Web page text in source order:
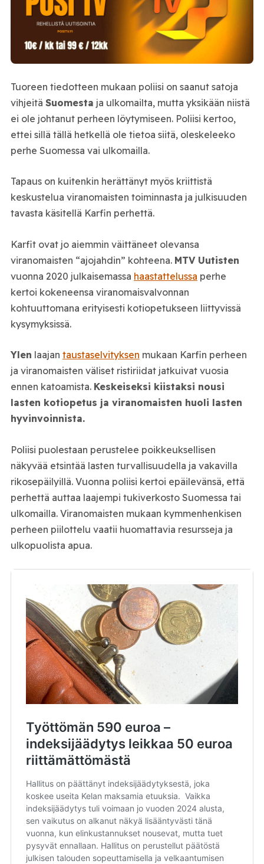
Tuoreen tiedotteen mukaan poliisi on saanut satoja
vihjeitä Suomesta ja ulkomailta, mutta yksikään niistä
ei ole johtanut perheen löytymiseen. Poliisi kertoo,
ettei sillä tällä hetkellä ole tietoa siitä, oleskeleeko
perhe Suomessa vai ulkomailla.
Tapaus on kuitenkin herättänyt myös kriittistä
keskustelua viranomaisten toiminnasta ja julkisuuden
tavasta käsitellä Karfin perhettä.
Karfit ovat jo aiemmin väittäneet olevansa
viranomaisten “ajojahdin” kohteena. MTV Uutisten
vuonna 2020 julkaisemassa haastattelussa perhe
kertoi kokeneensa viranomaisvalvonnan
kohtuuttomana erityisesti kotiopetukseen liittyvissä
kysymyksissä.
Ylen laajan taustaselvityksen mukaan Karfin perheen
ja viranomaisten väliset ristiriidat jatkuivat vuosia
ennen katoamista. Keskeiseksi kiistaksi nousi
lasten kotiopetus ja viranomaisten huoli lasten
hyvinvoinnista.
Poliisi puolestaan perustelee poikkeuksellisen
näkyvää etsintää lasten turvallisuudella ja vakavilla
rikosepäilyillä. Vuonna poliisi kertoi epäilevänsä, että
perhettä auttaa laajempi tukiverkosto Suomessa tai
ulkomailla. Viranomaisten mukaan kymmenhenkisen
perheen piilottelu vaatii huomattavia resursseja ja
ulkopuolista apua.